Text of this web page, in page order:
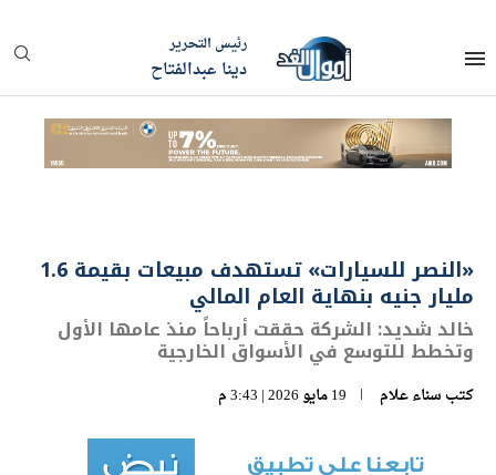
رئيس التحرير
دينا عبدالفتاح
«النصر للسيارات» تستهدف مبيعات بقيمة 1.6
مليار جنيه بنهاية العام المالي
خالد شديد: الشركة حققت أرباحاً منذ عامها الأول
وتخطط للتوسع في الأسواق الخارجية
كتب سناء علام 19 مايو 2026 | 3:43 م